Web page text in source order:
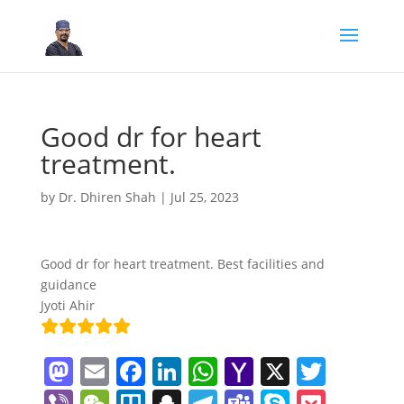
Good dr for heart
treatment.
by Dr. Dhiren Shah | Jul 25, 2023
Good dr for heart treatment. Best facilities and
guidance
Jyoti Ahir
M E F Li W Y X T